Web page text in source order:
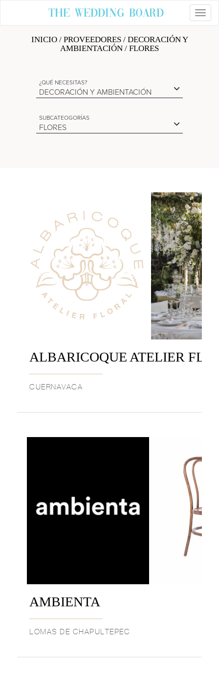
The Wedding Board
INICIO/ PROVEEDORES/ DECORACIÓN Y
AMBIENTACIÓN / FLORES
¿QUÉ NECESITAS?
DECORACIÓN Y AMBIENTACIÓN
SUBCATEOGORÍAS
FLORES
ALBARICOQUE ATELIER
CUERNAVACA
AMBIENTA
LOMAS DE CHAPULTEPEC